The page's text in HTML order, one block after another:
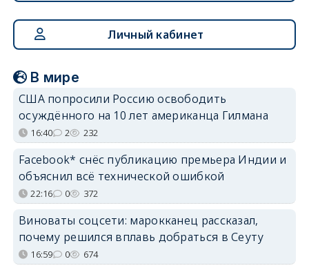
Личный кабинет
В мире
США попросили Россию освободить
осуждённого на 10 лет американца Гилмана
16:40 2 232
Facebook* снёс публикацию премьера Индии и
объяснил всё технической ошибкой
22:16 0 372
Виноваты соцсети: марокканец рассказал,
почему решился вплавь добраться в Сеуту
16:59 0 674